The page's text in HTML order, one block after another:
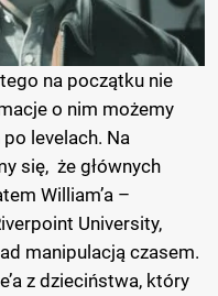
na początku nie
o nim możemy
levelach. Na
się, że głównych
William’a –
University,
manipulacją czasem.
z dzieciństwa, który